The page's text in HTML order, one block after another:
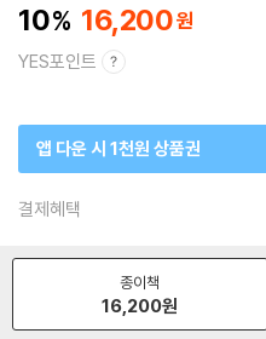
10 16,200
YES포인트
앱 다운 시 1천원 상품권
결제혜택
종이책
16,200원